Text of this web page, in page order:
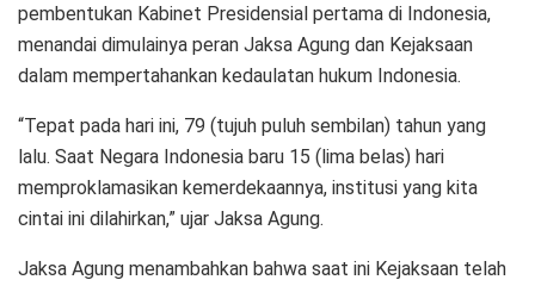
pembentukan Kabinet Presidensial pertama di Indonesia,
menandai dimulainya peran Jaksa Agung dan Kejaksaan
dalam mempertahankan kedaulatan hukum Indonesia.
“Tepat pada hari ini, 79 (tujuh puluh sembilan) tahun yang
lalu. Saat Negara Indonesia baru 15 (lima belas) hari
memproklamasikan kemerdekaannya, institusi yang kita
cintai ini dilahirkan,” ujar Jaksa Agung.
Jaksa Agung menambahkan bahwa saat ini Kejaksaan telah